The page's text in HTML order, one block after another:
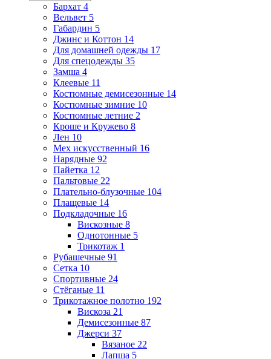
Бархат 4
Вельвет 5
Габардин 5
Джинс и Коттон 14
Для домашней одежды 17
Для спецодежды 35
Замша 4
Клеевые 11
Костюмные демисезонные 14
Костюмные зимние 10
Костюмные летние 2
Кроше и Кружево 8
Лен 10
Мех искусственный 16
Нарядные 92
Пайетка 12
Пальтовые 22
Плательно-блузочные 104
Плащевые 14
Подкладочные 16
Вискозные 8
Однотонные 5
Трикотаж 1
Рубашечные 91
Сетка 10
Спортивные 24
Стёганые 11
Трикотажное полотно 192
Вискоза 21
Демисезонные 87
Джерси 37
Вязаное 22
Лапша 5